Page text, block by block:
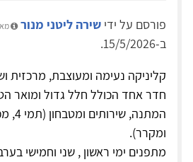
פורסם על ידי שירה ליטני מנור
ב-15/5/2026.
קליניקה נעימה ומעוצבת, מרכזית
חדר אחד הכולל חלל גדול ומואר
המתנה,
ומקרר).
מתפנים ימי ראשון , שני וחמישי